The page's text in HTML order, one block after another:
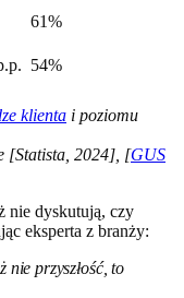
61%
54%
klienta i poziomu
[Statista, 2024], [GUS
nie dyskutują, czy
eksperta z branży:
nie przyszłość, to